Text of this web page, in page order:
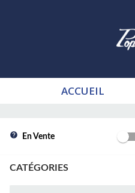
ACCUEIL
En Vente
CATÉGORIES